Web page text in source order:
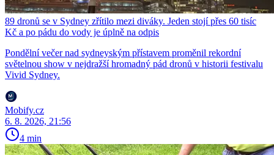
89 dronů se v Sydney zřítilo mezi diváky. Jeden stojí přes 60 tisíc
Kč a po pádu do vody je úplně na odpis
Pondělní večer nad sydneyským přístavem proměnil rekordní
světelnou show v nejdražší hromadný pád dronů v historii festivalu
Vivid Sydney.
Mobify.cz
6. 8. 2026, 21:56
4 min